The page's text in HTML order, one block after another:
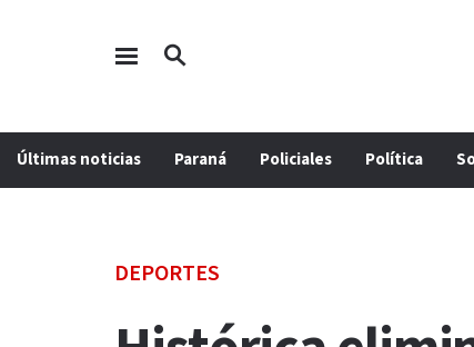
Últimas noticias Paraná Policiales Política
DEPORTES